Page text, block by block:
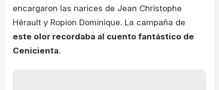
encargaron las narices de Jean Christophe
Hérault y Ropion Dominique. La campaña de
este olor recordaba al cuento fantástico de
Cenicienta.